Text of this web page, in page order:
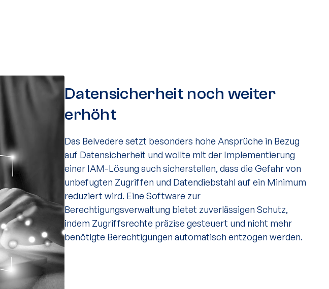
Datensicherheit noch weiter
erhöht
Das Belvedere setzt besonders hohe Ansprüche in Bezug
auf Datensicherheit und wollte mit der Implementierung
einer IAM-Lösung auch sicherstellen, dass die Gefahr von
unbefugten Zugriffen und Datendiebstahl auf ein Minimum
reduziert wird. Eine Software zur
Berechtigungsverwaltung bietet zuverlässigen Schutz,
indem Zugriffsrechte präzise gesteuert und nicht mehr
benötigte Berechtigungen automatisch entzogen werden.